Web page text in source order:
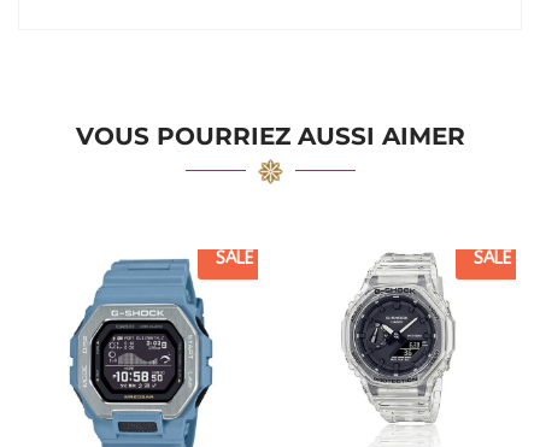
VOUS POURRIEZ AUSSI AIMER
SALE SALE